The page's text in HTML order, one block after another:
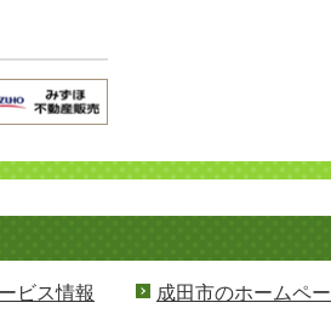
ビス情報 成田市のホームペ